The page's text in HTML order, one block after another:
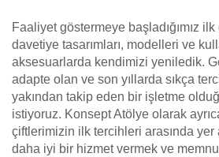
Faaliyet göstermeye başladığımız
davetiye tasarımları, modelleri ve
aksesuarlarda kendimizi yeniledik.
adapte olan ve son yıllarda sıkça
yakından takip eden bir işletme
istiyoruz. Konsept Atölye olarak
çiftlerimizin ilk tercihleri arasında
daha iyi bir hizmet vermek ve